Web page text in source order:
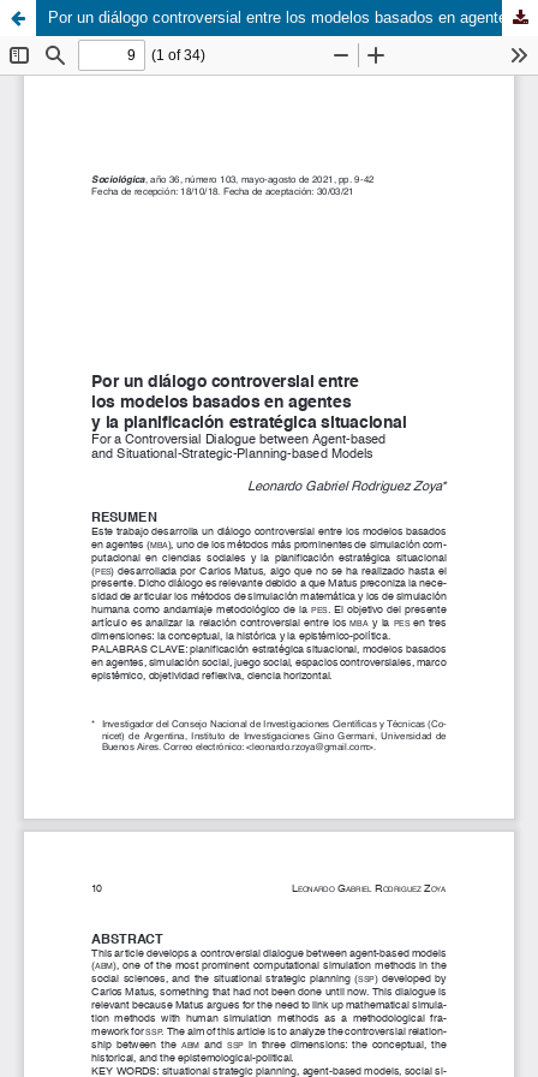
Por un diálogo controversial entre los modelos basados en agentes y la planificación estratégica situacional